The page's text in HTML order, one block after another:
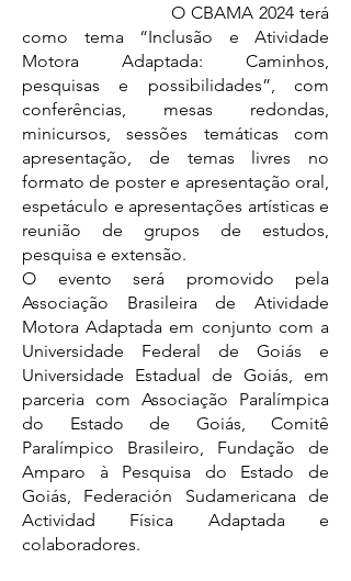
O CBAMA 2024 terá
como tema “Inclusão e Atividade
Motora Adaptada: Caminhos,
pesquisas e possibilidades”, com
conferências, mesas redondas,
minicursos, sessões temáticas com
apresentação, de temas livres no
formato de poster e apresentação oral,
espetáculo e apresentações artísticas e
reunião de grupos de estudos,
pesquisa e extensão.
O evento será promovido pela
Associação Brasileira de Atividade
Motora Adaptada em conjunto com a
Universidade Federal de Goiás e
Universidade Estadual de Goiás, em
parceria com Associação Paralímpica
do Estado de Goiás, Comitê
Paralímpico Brasileiro, Fundação de
Amparo à Pesquisa do Estado de
Goiás, Federación Sudamericana de
Actividad Física Adaptada e
colaboradores.